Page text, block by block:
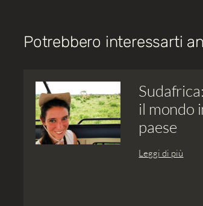
Potrebbero interessarti
Sudafrica:
il mondo
paese
Leggi di più